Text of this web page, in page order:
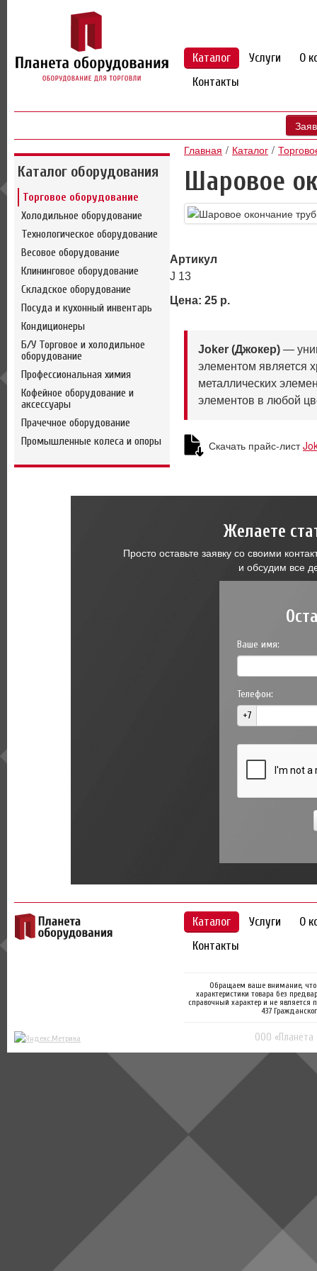
Каталог Услуги
О
Контакты
Каталог оборудования
Торговое оборудование
Холодильное оборудование
Технологическое оборудование
Весовое оборудование
Клининговое оборудование
Складское оборудование
Посуда и кухонный инвентарь
Кондиционеры
Б/У Торговое и холодильное
оборудование
Профессиональная химия
Кофейное оборудование и
аксессуары
Прачечное оборудование
Промышленные колеса и опоры
Главная Каталог
Шаровое
Артикул
J 13
Цена: 25 р.
Joker (Джокер) —
элементом является
металлических
элементов в любой
Скачать прайс-лист
Желаете
Просто оставьте заявку со своими
и обсудим все
Ваше имя:
Телефон:
+7
Каталог Услуги
О
Контакты
Обращаем ваше внимание, что
характеристики товара без
справочный характер и не
437
ООО